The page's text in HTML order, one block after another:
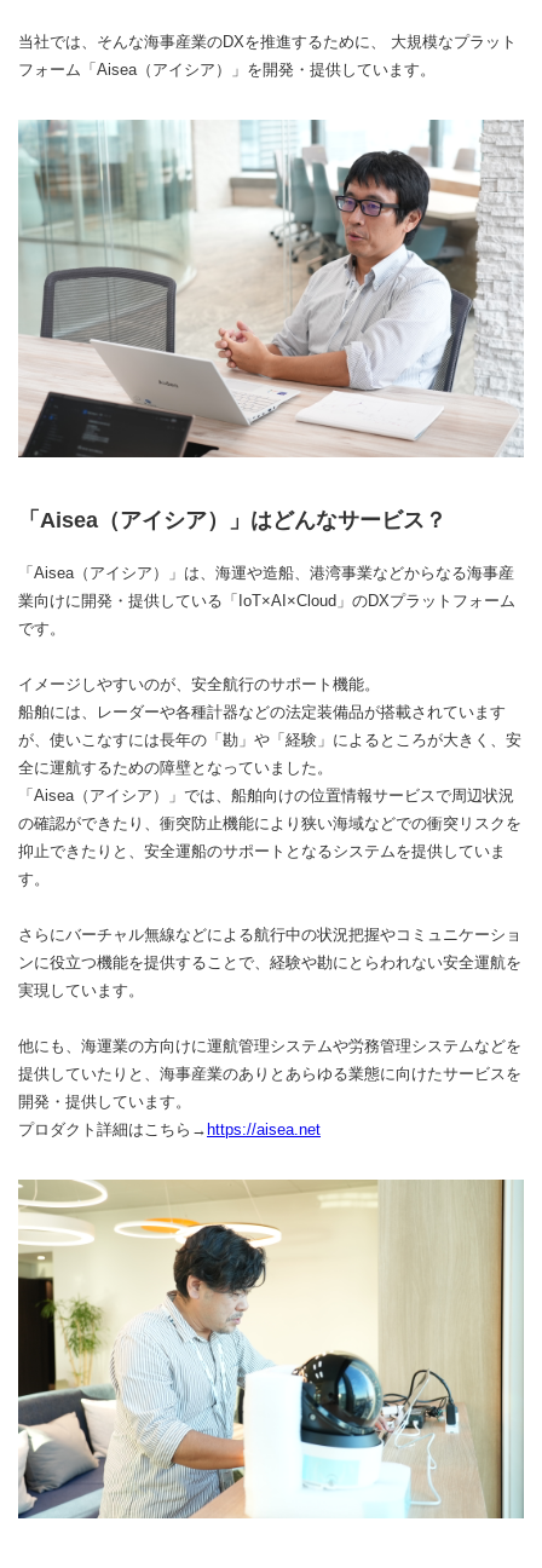
当社では、そんな海事産業のDXを推進するために、 大規模なプラット
フォーム「Aisea（アイシア）」を開発・提供しています。
「Aisea（アイシア）」はどんなサービス？
「Aisea（アイシア）」は、海運や造船、港湾事業などからなる海事産
業向けに開発・提供している「IoT×AI×Cloud」のDXプラットフォーム
です。
イメージしやすいのが、安全航行のサポート機能。
船舶には、レーダーや各種計器などの法定装備品が搭載されています
が、使いこなすには長年の「勘」や「経験」によるところが大きく、安
全に運航するための障壁となっていました。
「Aisea（アイシア）」では、船舶向けの位置情報サービスで周辺状況
の確認ができたり、衝突防止機能により狭い海域などでの衝突リスクを
抑止できたりと、安全運船のサポートとなるシステムを提供していま
す。
さらにバーチャル無線などによる航行中の状況把握やコミュニケーショ
ンに役立つ機能を提供することで、経験や勘にとらわれない安全運航を
実現しています。
他にも、海運業の方向けに運航管理システムや労務管理システムなどを
提供していたりと、海事産業のありとあらゆる業態に向けたサービスを
開発・提供しています。
プロダクト詳細はこちら→ https://aisea.net